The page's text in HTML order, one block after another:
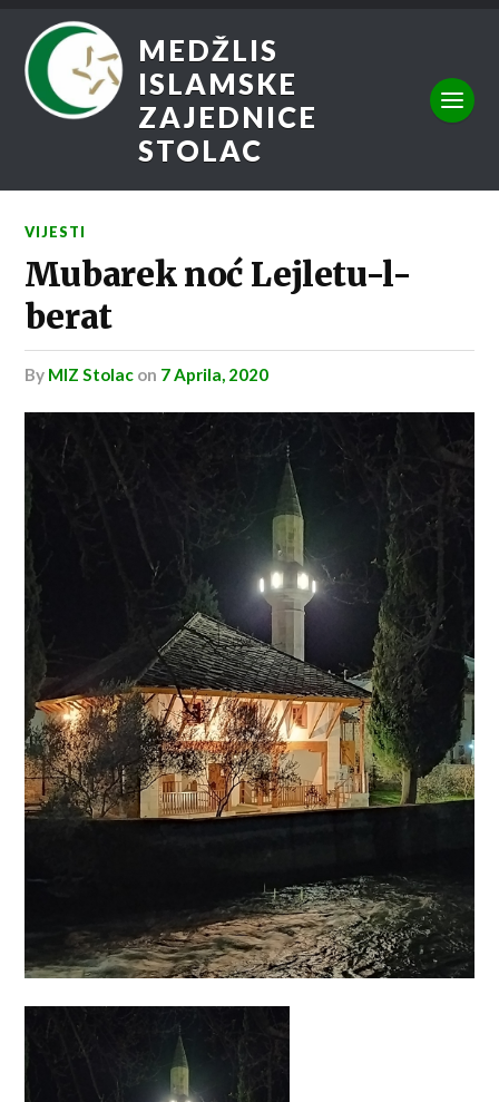
MEDŽLIS
ISLAMSKE
ZAJEDNICE
STOLAC
VIJESTI
Mubarek noć Lejletu-l-
berat
by MIZ Stolac on 7 Aprila, 2020